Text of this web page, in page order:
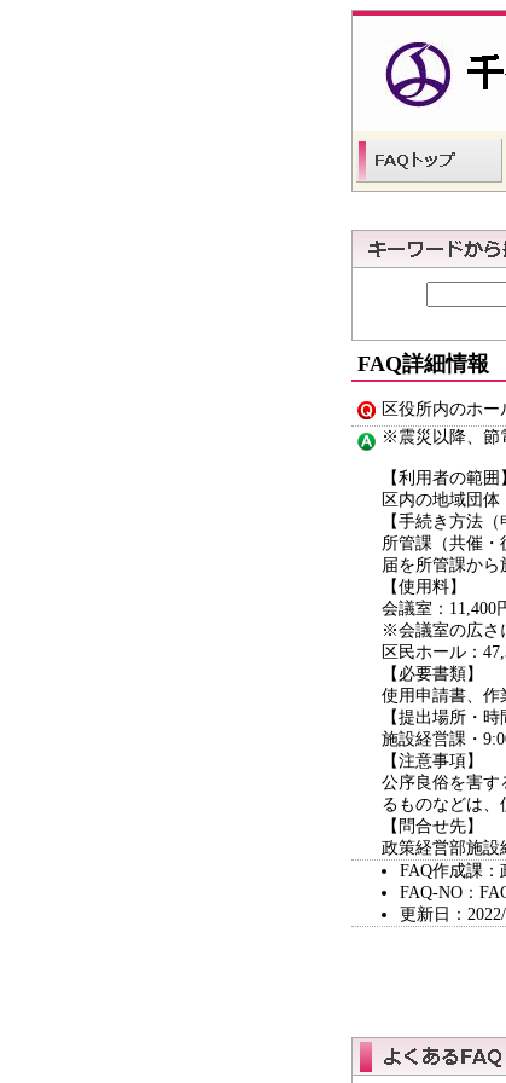
FAQ詳細情報
区役所内のホ
※震災以降、節
【利用者の範囲】
区内の地域団
【手続き方法（
所管課（共催
届を所管課から
【使用料】
会議室：11,400
※会議室の広さ
区民ホール：
【必要書類】
使用申請書、作
【提出場所・時
施設経営課・
【注意事項】
公序良俗を害す
るものなどは、
【問合せ先】
政策経営部施設
FAQ作成課
FAQ-NO：
更新日：